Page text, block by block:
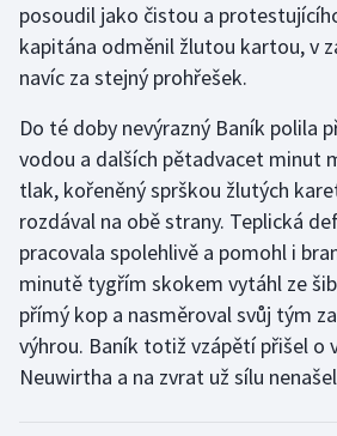
Short track
Sportovní střelba
Stolní tenis
Triatlon
Veslování
Vodní slalom
Volejbal
posoudil jako čistou a
kapitána odměnil žlutou kartou, v
navíc za stejný prohřešek.
Do té doby nevýrazný Baník polila
vodou a dalších pětadvacet minut
tlak, kořeněný sprškou žlutých
rozdával na obě strany. Teplická
pracovala spolehlivě a pomohl i
minutě tygřím skokem vytáhl ze
přímý kop a nasměroval svůj tým
výhrou. Baník totiž vzápětí přišel o
Neuwirtha a na zvrat už sílu